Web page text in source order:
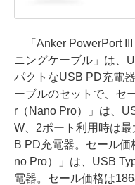
「Anker PowerPort III
ニングケーブル」は、
パクトなUSB PD充電
ーブルのセットで、セ
r（Nano Pro）」は、
W、2ポート利用時は
B PD充電器。セール
no Pro）」は、USB
電器。セール価格は